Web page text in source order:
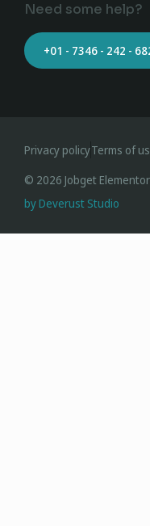
Need some help?
+01 - 7346 - 242 -
© 2026 Jobget
by Deverust Studio
Privacy policyTerms of